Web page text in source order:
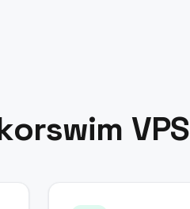
VPS